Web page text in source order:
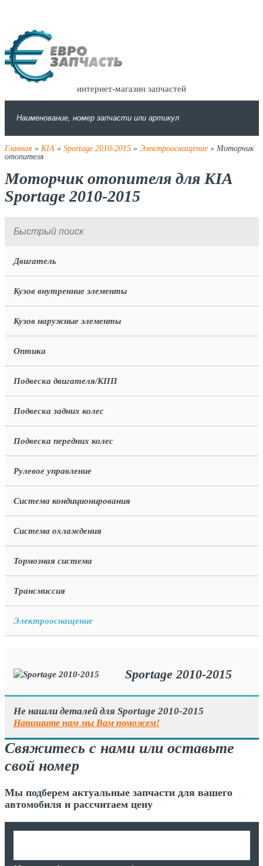
интернет-магазин запчастей
Главная » KIA » Sportage 2010-2015» Электрооснащение» Моторчик
отопителя
Моторчик отопителя для KIA
Sportage 2010-2015
Двигатель
Кузов внутренние элементы
Кузов наружные элементы
Оптика
Подвеска двигателя/КПП
Подвеска задних колес
Подвеска передних колес
Рулевое управление
Система кондиционирования
Система охлаждения
Тормозная система
Трансмиссия
Электрооснащение
Sportage 2010-2015
Не нашли деталей для Sportage 2010-2015
Напишите нам мы Вам поможем!
Свяжитесь с нами или оставьте
свой номер
Мы подберем актуальные запчасти для вашего
автомобиля и рассчитаем цену